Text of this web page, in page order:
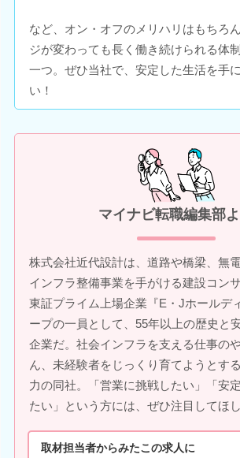
など、オン・オフのメリハリはもちろ
ジが変わっても長く働き続けられる体
一つ。ぜひ当社で、安定した生活を手
い！
マイナビ転職編集部
株式会社近代設計は、道路や橋梁、無
インフラ整備事業を手がける建設コン
東証プライム上場企業『E・Jホールデ
ープの一員として、55年以上の歴史と
企業だ。社会インフラを支える仕事の
ん、未経験者をじっくり育てようとす
力の同社。「営業に挑戦したい」「安
たい」という方には、ぜひ注目してほし
取材担当者からみたこの求人に